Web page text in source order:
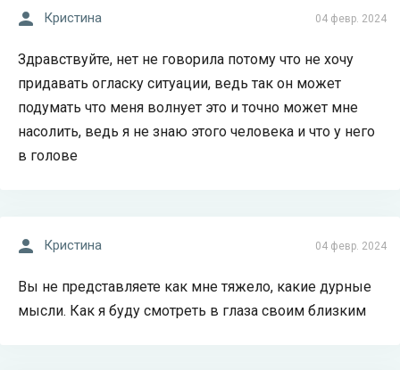
04 февр. 2024
Кристина
Здравствуйте, нет не говорила потому что не хочу
придавать огласку ситуации, ведь так он может
подумать что меня волнует это и точно может мне
насолить, ведь я не знаю этого человека и что у него
в голове
04 февр. 2024
Кристина
Вы не представляете как мне тяжело, какие дурные
мысли. Как я буду смотреть в глаза своим близким